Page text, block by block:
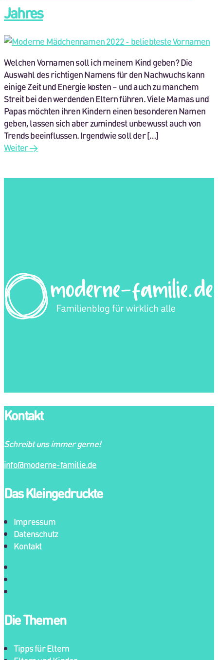
Jahres
Welchen Vornamen soll ich meinem Kind geben? Die
Auswahl des richtigen Namens für den Nachwuchs kann
einige Zeit und Energie kosten – und auch zu manchem
Streit bei den werdenden Eltern führen. Viele Mamas und
Papas möchten ihren Kindern einen besonderen Namen
geben, lassen sich aber zumindest unbewusst auch von
Trends beeinflussen. Irgendwie soll der […]
Weiter→
Kontakt
Schreibt uns immer gerne!
info@moderne-familie.de
Das Kleingedruckte
Impressum
Datenschutz
Kontakt
Die Themen
Tipps für Eltern